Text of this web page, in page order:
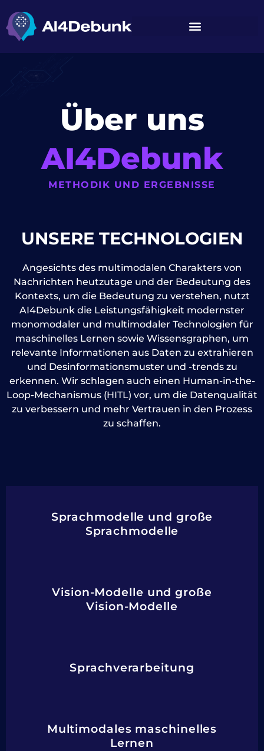
springen
Über uns
AI4Debunk
METHODIK UND ERGEBNISSE
UNSERE TECHNOLOGIEN
Angesichts des multimodalen Charakters von
Nachrichten heutzutage und der Bedeutung des
Kontexts, um die Bedeutung zu verstehen, nutzt
AI4Debunk die Leistungsfähigkeit modernster
monomodaler und multimodaler Technologien für
maschinelles Lernen sowie Wissensgraphen, um
relevante Informationen aus Daten zu extrahieren
und Desinformationsmuster und -trends zu
erkennen. Wir schlagen auch einen Human-in-the-
Loop-Mechanismus (HITL) vor, um die Datenqualität
zu verbessern und mehr Vertrauen in den Prozess
zu schaffen.
Sprachmodelle und große
Sprachmodelle
Vision-Modelle und große
Vision-Modelle
Sprachverarbeitung
Multimodales maschinelles
Lernen